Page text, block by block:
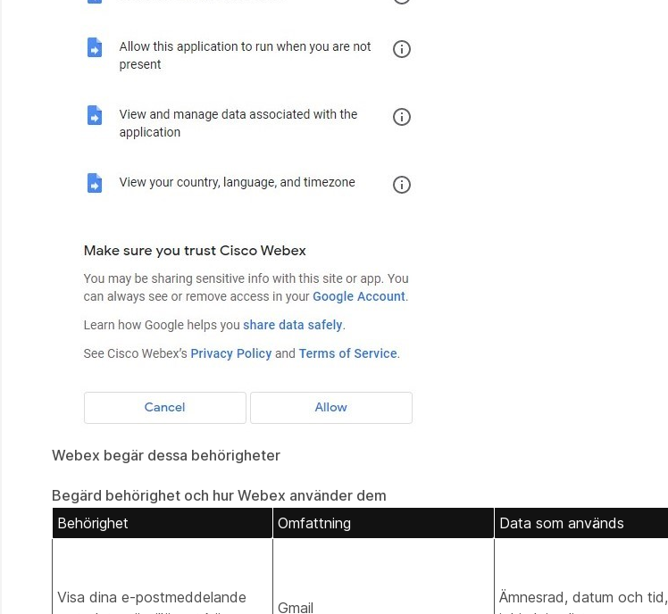
Webex begär dessa behörigheter
Begärd behörighet och hur Webex använder dem
Behörighet
Omfattning Data som används
Visa dina e-postmeddelande
Gmail
Ämnesrad, datum och tid,